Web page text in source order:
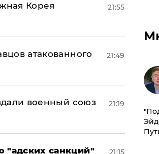
Корея
21:55
атакованного
21:49
военный союз
21:19
"адских санкций"
21:15